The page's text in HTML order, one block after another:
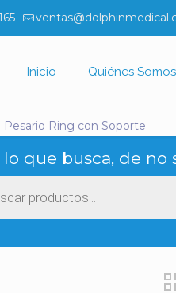
Inicio Quiénes Somos
Pesario Ring con Soporte
que busca, de